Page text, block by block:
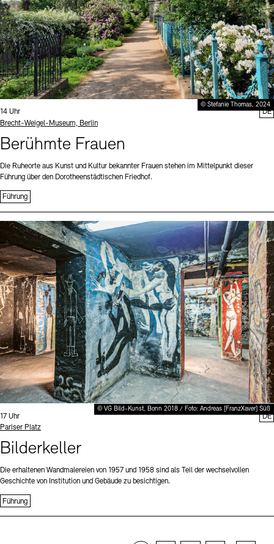
© Stefanie Thomas, 2024
Uhrzeit:
14 Uhr
Standort
Brecht-Weigel-Museum, Berlin
Berühmte Frauen
Die Ruheorte aus Kunst und Kultur bekannter Frauen stehen im Mittelpunkt dieser
Führung über den Dorotheenstädtischen Friedhof.
Führung
DE
© VG Bild-Kunst, Bonn 2018 / Foto: Andreas [FranzXaver] Süß
Uhrzeit:
17 Uhr
Standort
Pariser Platz
Bilderkeller
Die erhaltenen Wandmalereien von 1957 und 1958 sind als Teil der wechselvollen
Geschichte von Institution und Gebäude zu besichtigen.
Führung
DE